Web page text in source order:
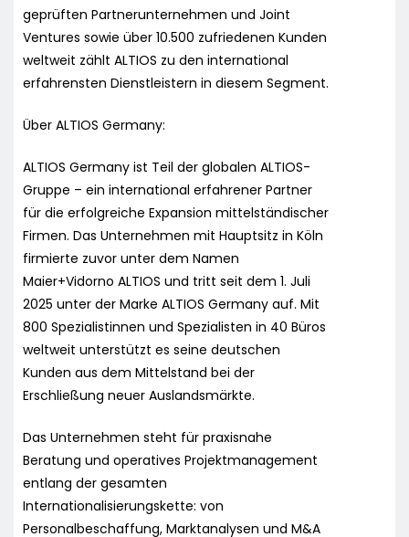
geprüften Partnerunternehmen und Joint
Ventures sowie über 10.500 zufriedenen Kunden
weltweit zählt ALTIOS zu den international
erfahrensten Dienstleistern in diesem Segment.
Über ALTIOS Germany:
ALTIOS Germany ist Teil der globalen ALTIOS-
Gruppe – ein international erfahrener Partner
für die erfolgreiche Expansion mittelständischer
Firmen. Das Unternehmen mit Hauptsitz in Köln
firmierte zuvor unter dem Namen
Maier+Vidorno ALTIOS und tritt seit dem 1. Juli
2025 unter der Marke ALTIOS Germany auf. Mit
800 Spezialistinnen und Spezialisten in 40 Büros
weltweit unterstützt es seine deutschen
Kunden aus dem Mittelstand bei der
Erschließung neuer Auslandsmärkte.
Das Unternehmen steht für praxisnahe
Beratung und operatives Projektmanagement
entlang der gesamten
Internationalisierungskette: von
Personalbeschaffung, Marktanalysen und M&A